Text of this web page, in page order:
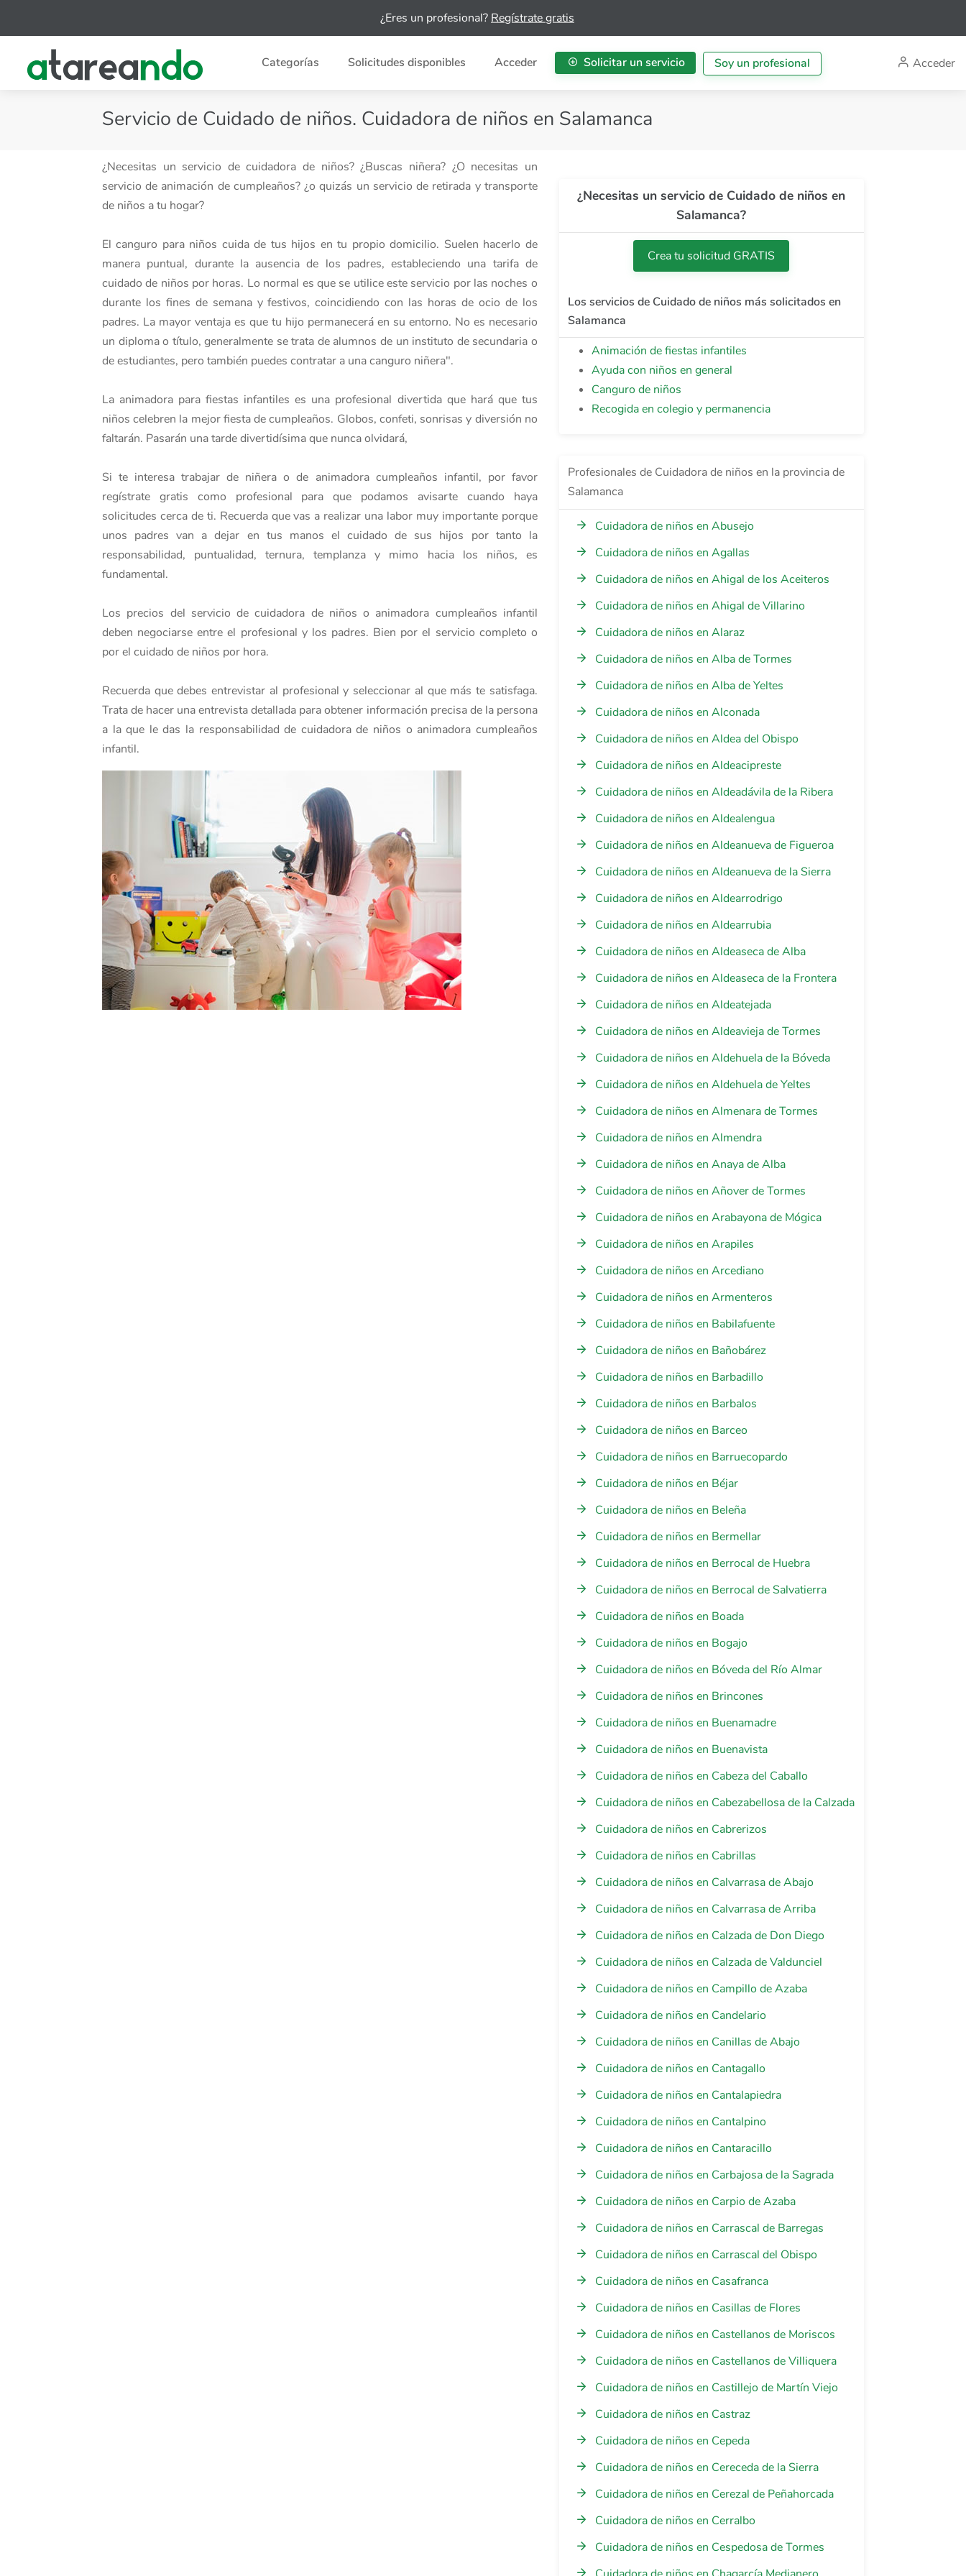
¿Eres un profesional?Regístrate gratis
Categorías Solicitudes disponibles Acceder Solicitar un servicio Soy un profesional Acceder
Servicio de Cuidado de niños. Cuidadora de niños en Salamanca
¿Necesitas un servicio de cuidadora de niños? ¿Buscas niñera? ¿O necesitas un
servicio de animación de cumpleaños? ¿o quizás un servicio de retirada y transporte
de niños a tu hogar?
El canguro para niños cuida de tus hijos en tu propio domicilio. Suelen hacerlo de
manera puntual, durante la ausencia de los padres, estableciendo una tarifa de
cuidado de niños por horas. Lo normal es que se utilice este servicio por las noches o
durante los fines de semana y festivos, coincidiendo con las horas de ocio de los
padres. La mayor ventaja es que tu hijo permanecerá en su entorno. No es necesario
un diploma o título, generalmente se trata de alumnos de un instituto de secundaria o
de estudiantes, pero también puedes contratar a una canguro niñera".
La animadora para fiestas infantiles es una profesional divertida que hará que tus
niños celebren la mejor fiesta de cumpleaños. Globos, confeti, sonrisas y diversión no
faltarán. Pasarán una tarde divertidísima que nunca olvidará,
Si te interesa trabajar de niñera o de animadora cumpleaños infantil, por favor
regístrate gratis como profesional para que podamos avisarte cuando haya
solicitudes cerca de ti. Recuerda que vas a realizar una labor muy importante porque
unos padres van a dejar en tus manos el cuidado de sus hijos por tanto la
responsabilidad, puntualidad, ternura, templanza y mimo hacia los niños, es
fundamental.
Los precios del servicio de cuidadora de niños o animadora cumpleaños infantil
deben negociarse entre el profesional y los padres. Bien por el servicio completo o
por el cuidado de niños por hora.
Recuerda que debes entrevistar al profesional y seleccionar al que más te satisfaga.
Trata de hacer una entrevista detallada para obtener información precisa de la persona
a la que le das la responsabilidad de cuidadora de niños o animadora cumpleaños
infantil.
¿Necesitas un servicio de Cuidado de niños en
Salamanca?
Crea tu solicitud GRATIS
Los servicios de Cuidado de niños más solicitados en
Salamanca
Animación de fiestas infantiles
Ayuda con niños en general
Canguro de niños
Recogida en colegio y permanencia
Profesionales de Cuidadora de niños en la provincia de
Salamanca
Cuidadora de niños en Abusejo
Cuidadora de niños en Agallas
Cuidadora de niños en Ahigal de los Aceiteros
Cuidadora de niños en Ahigal de Villarino
Cuidadora de niños en Alaraz
Cuidadora de niños en Alba de Tormes
Cuidadora de niños en Alba de Yeltes
Cuidadora de niños en Alconada
Cuidadora de niños en Aldea del Obispo
Cuidadora de niños en Aldeacipreste
Cuidadora de niños en Aldeadávila de la Ribera
Cuidadora de niños en Aldealengua
Cuidadora de niños en Aldeanueva de Figueroa
Cuidadora de niños en Aldeanueva de la Sierra
Cuidadora de niños en Aldearrodrigo
Cuidadora de niños en Aldearrubia
Cuidadora de niños en Aldeaseca de Alba
Cuidadora de niños en Aldeaseca de la Frontera
Cuidadora de niños en Aldeatejada
Cuidadora de niños en Aldeavieja de Tormes
Cuidadora de niños en Aldehuela de la Bóveda
Cuidadora de niños en Aldehuela de Yeltes
Cuidadora de niños en Almenara de Tormes
Cuidadora de niños en Almendra
Cuidadora de niños en Anaya de Alba
Cuidadora de niños en Añover de Tormes
Cuidadora de niños en Arabayona de Mógica
Cuidadora de niños en Arapiles
Cuidadora de niños en Arcediano
Cuidadora de niños en Armenteros
Cuidadora de niños en Babilafuente
Cuidadora de niños en Bañobárez
Cuidadora de niños en Barbadillo
Cuidadora de niños en Barbalos
Cuidadora de niños en Barceo
Cuidadora de niños en Barruecopardo
Cuidadora de niños en Béjar
Cuidadora de niños en Beleña
Cuidadora de niños en Bermellar
Cuidadora de niños en Berrocal de Huebra
Cuidadora de niños en Berrocal de Salvatierra
Cuidadora de niños en Boada
Cuidadora de niños en Bogajo
Cuidadora de niños en Bóveda del Río Almar
Cuidadora de niños en Brincones
Cuidadora de niños en Buenamadre
Cuidadora de niños en Buenavista
Cuidadora de niños en Cabeza del Caballo
Cuidadora de niños en Cabezabellosa de la Calzada
Cuidadora de niños en Cabrerizos
Cuidadora de niños en Cabrillas
Cuidadora de niños en Calvarrasa de Abajo
Cuidadora de niños en Calvarrasa de Arriba
Cuidadora de niños en Calzada de Don Diego
Cuidadora de niños en Calzada de Valdunciel
Cuidadora de niños en Campillo de Azaba
Cuidadora de niños en Candelario
Cuidadora de niños en Canillas de Abajo
Cuidadora de niños en Cantagallo
Cuidadora de niños en Cantalapiedra
Cuidadora de niños en Cantalpino
Cuidadora de niños en Cantaracillo
Cuidadora de niños en Carbajosa de la Sagrada
Cuidadora de niños en Carpio de Azaba
Cuidadora de niños en Carrascal de Barregas
Cuidadora de niños en Carrascal del Obispo
Cuidadora de niños en Casafranca
Cuidadora de niños en Casillas de Flores
Cuidadora de niños en Castellanos de Moriscos
Cuidadora de niños en Castellanos de Villiquera
Cuidadora de niños en Castillejo de Martín Viejo
Cuidadora de niños en Castraz
Cuidadora de niños en Cepeda
Cuidadora de niños en Cereceda de la Sierra
Cuidadora de niños en Cerezal de Peñahorcada
Cuidadora de niños en Cerralbo
Cuidadora de niños en Cespedosa de Tormes